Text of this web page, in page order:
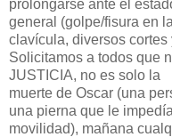
prolongarse ante el
general (golpe/fisura en
clavícula, diversos cortes
Solicitamos a todos que
JUSTICIA, no es solo la
muerte de Oscar (una
una pierna que le
movilidad), mañana